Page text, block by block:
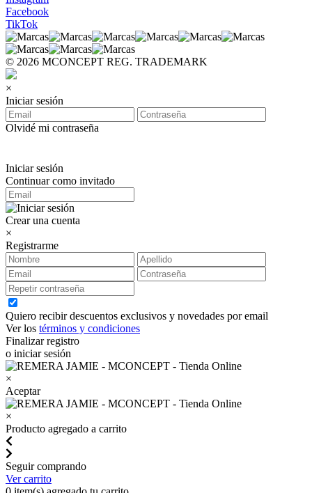
Facebook
TikTok
© 2026 MCONCEPT REG. TRADEMARK
×
Iniciar sesión
Olvidé mi contraseña
Iniciar sesión
Continuar como invitado
Crear una cuenta
×
Registrarme
Quiero recibir descuentos exclusivos y novedades por email
Ver los términos y condiciones
Finalizar registro
o iniciar sesión
×
Aceptar
×
Producto agregado a carrito
Seguir comprando
Ver carrito